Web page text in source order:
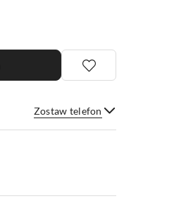
Zostaw telefon
Wyślij